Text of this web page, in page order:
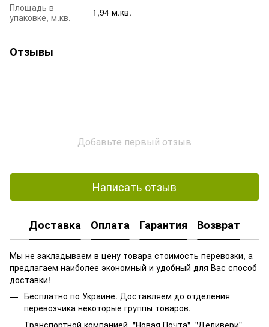
Площадь в
упаковке, м.кв.
1,94 м.кв.
Отзывы
Добавьте первый отзыв
Написать отзыв
Доставка Оплата Гарантия Возврат
Мы не закладываем в цену товара стоимость перевозки, а
предлагаем наиболее экономный и удобный для Вас способ
доставки!
Бесплатно по Украине. Доставляем до отделения
перевозчика некоторые группы товаров.
Транспортной компанией. "Новая Почта", "Деливери",